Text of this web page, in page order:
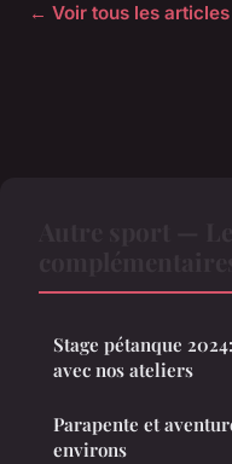
← Voir tous les
Stage pétanque
avec nos ateliers
Parapente et
environs